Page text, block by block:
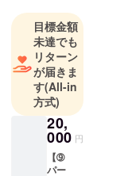
春 弘前
Mag-Net入社
店長とし
てブッキン
グ全般を担
2020年3月
弘前Mag-
目標金額
未達でも
リターン
が届きま
す(All-in
方式)
20,
000 円
【➈
パー